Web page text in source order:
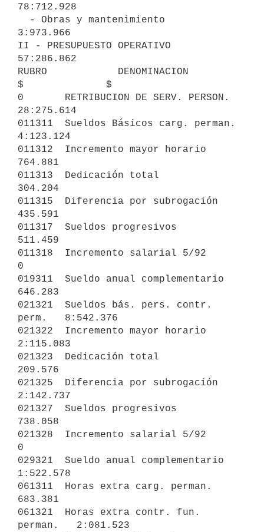
78:712.928
3:973.966
II - PRESUPUESTO OPERATIVO
57:286.862
RUBRO            DENOMINACION
$              $
0       RETRIBUCION DE SERV. PERSON.
28:275.614
011311  Sueldos Básicos carg. perman.
4:123.124
011312  Incremento mayor horario
764.881
011313  Dedicación total
304.204
011315  Diferencia por subrogación
435.591
011317  Sueldos progresivos
511.459
011318  Incremento salarial 5/92
0
019311  Sueldo anual complementario
646.283
021321  Sueldos bás. pers. contr.
perm.   8:542.376
021322  Incremento mayor horario
2:115.083
021323  Dedicación total
209.576
021325  Diferencia por subrogación
2:142.737
021327  Sueldos progresivos
738.058
021328  Incremento salarial 5/92
0
029321  Sueldo anual complementario
1:522.578
061311  Horas extra carg. perman.
683.381
061321  Horas extra contr. fun.
perman.   2:081.523